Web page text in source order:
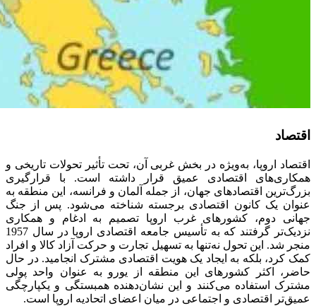
اقتصاد
اقتصاد اروپا، به‌ویژه در بخش غربی آن، تحت تأثیر تحولات تاریخی و
همکاری‌های اقتصادی عمیق قرار داشته است. با قرارگیری
بزرگ‌ترین اقتصادهای جهان، از جمله آلمان و فرانسه، این منطقه به
عنوان یک کانون اقتصادی برجسته شناخته می‌شود. پس از جنگ
جهانی دوم، کشورهای غرب اروپا تصمیم به ادغام و همکاری
نزدیک‌تر گرفتند که به تأسیس جامعه اقتصادی اروپا در سال 1957
منجر شد. این تحول نه‌تنها به تسهیل تجارت و حرکت آزاد کالا و افراد
کمک کرد، بلکه به ایجاد یک هویت اقتصادی مشترک انجامید. در حال
حاضر، اکثر کشورهای این منطقه از یورو به عنوان واحد پولی
مشترک استفاده می‌کنند و این نشان‌دهنده همبستگی و یکپارچگی
عمیق‌تر اقتصادی و اجتماعی در میان اعضای اتحادیه اروپا است.